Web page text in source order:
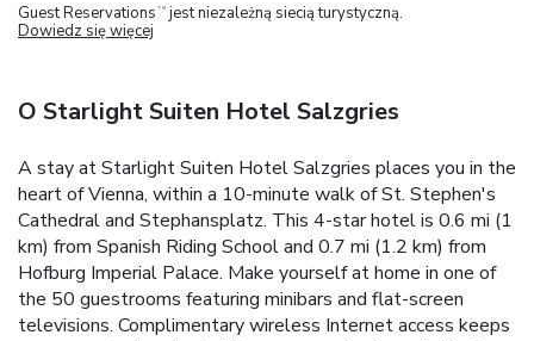
Guest Reservations TM jest niezależną siecią turystyczną.
Dowiedz się więcej
O Starlight Suiten Hotel Salzgries
A stay at Starlight Suiten Hotel Salzgries places you in the
heart of Vienna, within a 10-minute walk of St. Stephen's
Cathedral and Stephansplatz. This 4-star hotel is 0.6 mi (1
km) from Spanish Riding School and 0.7 mi (1.2 km) from
Hofburg Imperial Palace. Make yourself at home in one of
the 50 guestrooms featuring minibars and flat-screen
televisions. Complimentary wireless Internet access keeps